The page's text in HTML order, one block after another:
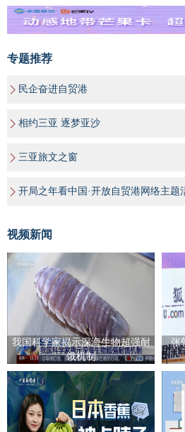
专题推荐
民企奋进自贸港
相约三亚 逐梦亚沙
三亚旅文之窗
开局之年看中国·开放自贸港网络主题
视频新闻
我国科学家揭示深海生物超强耐
饿机制
张